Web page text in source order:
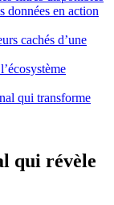
données en action
cachés d’une
qui transforme
qui révèle